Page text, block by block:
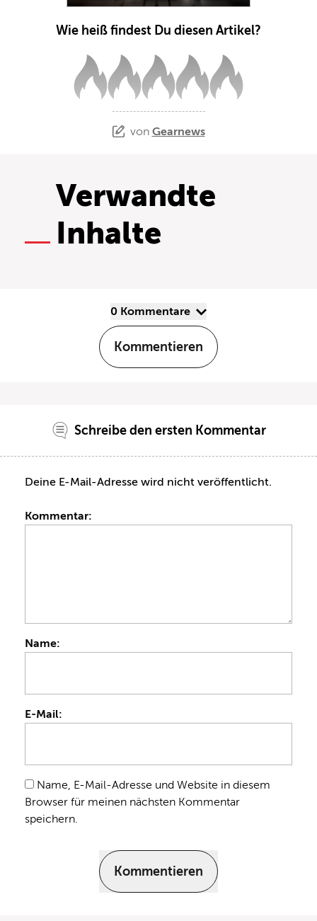
Wie heiß findest Du diesen Artikel?
von Gearnews
Verwandte
Inhalte
0 Kommentare
Kommentieren
Schreibe den ersten Kommentar
Deine E-Mail-Adresse wird nicht veröffentlicht.
Kommentar:
Name:
E-Mail:
Name, E-Mail-Adresse und Website in diesem
Browser für meinen nächsten Kommentar
speichern.
Kommentieren